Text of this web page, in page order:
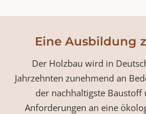
Eine Ausbildung
Der Holzbau wird in
Jahrzehnten zunehmend an
der nachhaltigste
Anforderungen an eine